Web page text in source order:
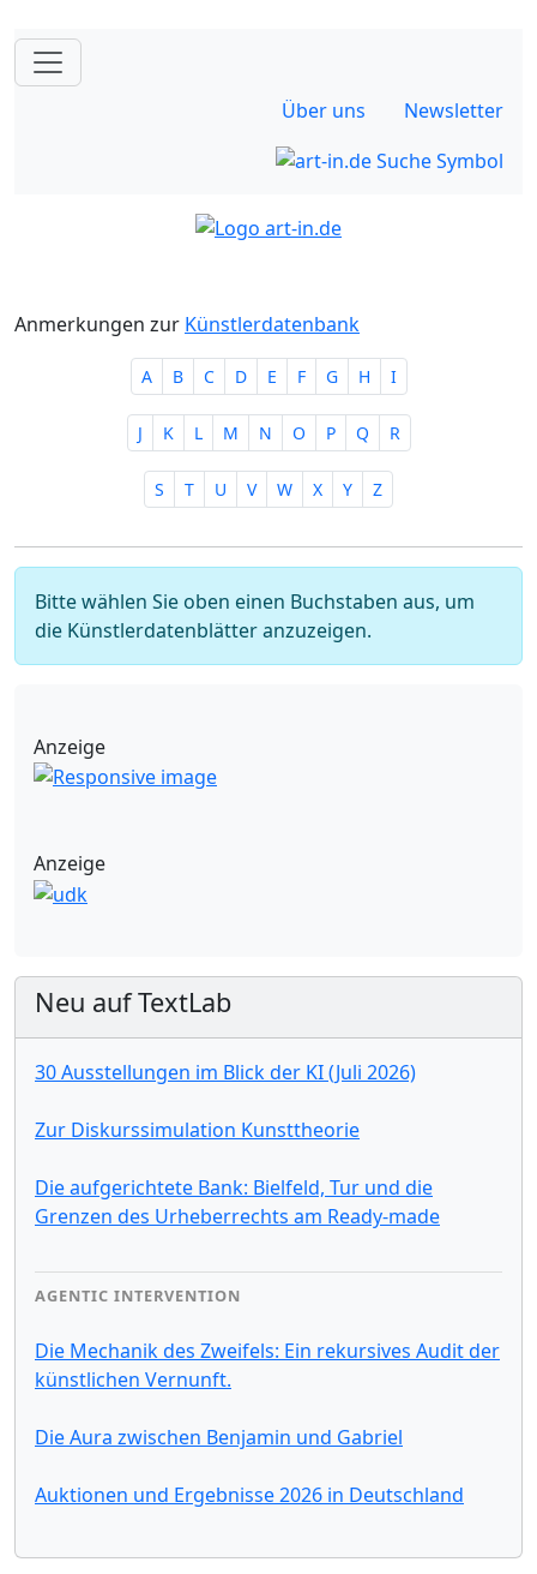
Über uns Newsletter
Anmerkungen zur Künstlerdatenbank
A B C D E F G H I
J K L M N O P Q R
S T U V W X Y Z
Bitte wählen Sie oben einen Buchstaben aus, um
die Künstlerdatenblätter anzuzeigen.
Anzeige
Anzeige
Neu auf TextLab
30 Ausstellungen im Blick der KI (Juli 2026)
Zur Diskurssimulation Kunsttheorie
Die aufgerichtete Bank: Bielfeld, Tur und die
Grenzen des Urheberrechts am Ready-made
AGENTIC INTERVENTION
Die Mechanik des Zweifels: Ein rekursives Audit der
künstlichen Vernunft.
Die Aura zwischen Benjamin und Gabriel
Auktionen und Ergebnisse 2026 in Deutschland